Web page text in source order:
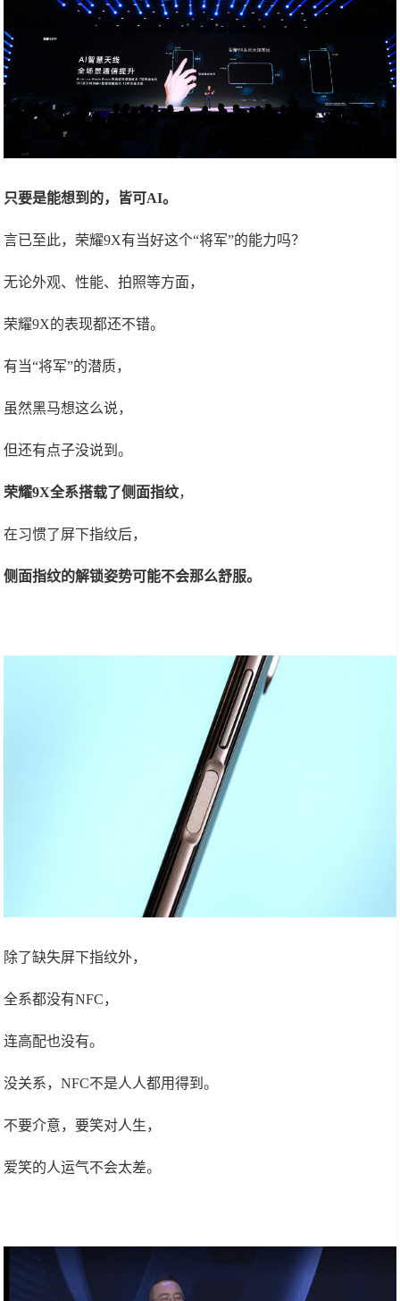
只要是能想到的，皆可AI。
言已至此，荣耀9X有当好这个“将军”的能力吗？
无论外观、性能、拍照等方面，
荣耀9X的表现都还不错。
有当“将军”的潜质，
虽然黑马想这么说，
但还有点子没说到。
荣耀9X全系搭载了侧面指纹，
在习惯了屏下指纹后，
侧面指纹的解锁姿势可能不会那么舒服。
除了缺失屏下指纹外，
全系都没有NFC，
连高配也没有。
没关系，NFC不是人人都用得到。
不要介意，要笑对人生，
爱笑的人运气不会太差。